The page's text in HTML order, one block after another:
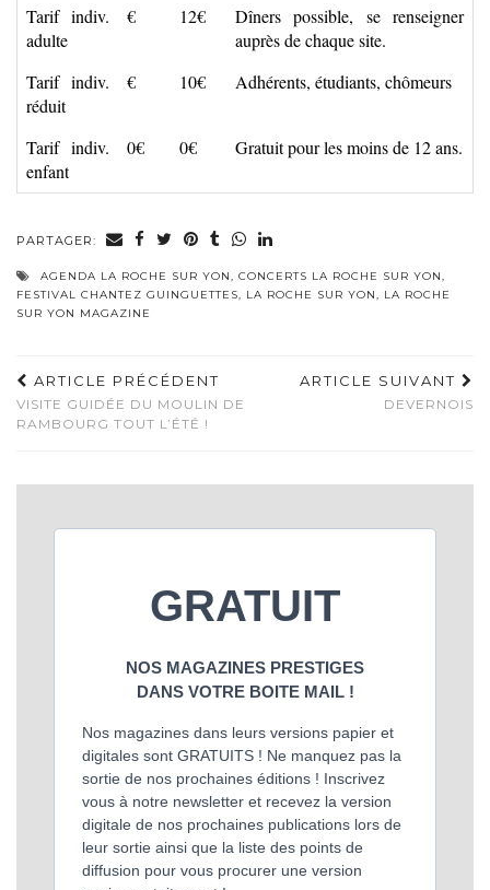
Tarif indiv.
adulte
€ 12€
Dîners possible, se renseigner
auprès de chaque site.
Tarif indiv.
réduit
€ 10€ Adhérents, étudiants, chômeurs
Tarif indiv.
enfant
0€ 0€ Gratuit pour les moins de 12 ans.
PARTAGER:
AGENDA LA ROCHE SUR YON, CONCERTS LA ROCHE SUR YON,
FESTIVAL CHANTEZ GUINGUETTES, LA ROCHE SUR YON, LA ROCHE
SUR YON MAGAZINE
ARTICLE PRÉCÉDENT
VISITE GUIDÉE DU MOULIN DE
RAMBOURG TOUT L’ÉTÉ !
ARTICLE SUIVANT
DEVERNOIS